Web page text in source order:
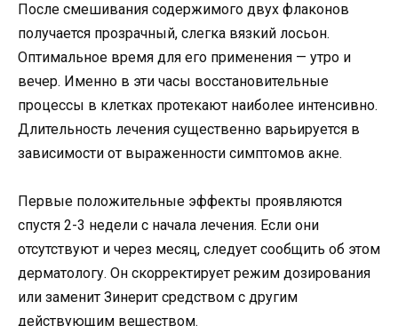
После смешивания содержимого двух флаконов
получается прозрачный, слегка вязкий лосьон.
Оптимальное время для его применения — утро и
вечер. Именно в эти часы восстановительные
процессы в клетках протекают наиболее интенсивно.
Длительность лечения существенно варьируется в
зависимости от выраженности симптомов акне.
Первые положительные эффекты проявляются
спустя 2-3 недели с начала лечения. Если они
отсутствуют и через месяц, следует сообщить об этом
дерматологу. Он скорректирует режим дозирования
или заменит Зинерит средством с другим
действующим веществом.